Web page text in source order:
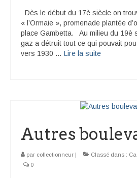
Dès le début du 17è siècle on
« l’Ormaie », promenade plantée
place Gambetta. Au milieu du 19è
gaz a détruit tout ce qui pouvait
vers 1930 … Lire la suite­­
Autres
par collectionneur Classé dans :
0